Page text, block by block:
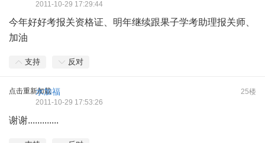
2011-10-29 17:29:44
今年好好考报关资格证、明年继续跟果子学考助理报关师、
加油
支持 反对
点击重新加载 25楼
水加福
2011-10-29 17:53:26
谢谢.............